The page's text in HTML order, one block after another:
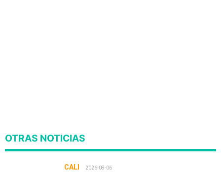
OTRAS NOTICIAS
CALI 2026-08-06